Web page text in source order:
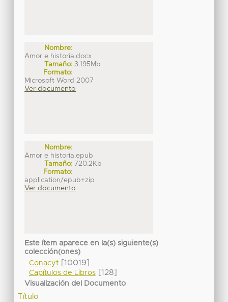
Nombre:
Amor e historia.docx
Tamaño: 3.195Mb
Formato:
Microsoft Word 2007
Ver documento
Nombre:
Amor e historia.epub
Tamaño: 720.2Kb
Formato:
application/epub+zip
Ver documento
Este ítem aparece en la(s) siguiente(s)
colección(ones)
Conacyt[10019]
Capítulos de Libros[128]
Visualización del Documento
Título